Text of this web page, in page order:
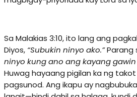
Sa Malakias 3:10, ito lang ang
Diyos, “Subukin ninyo ako.”Parang
ninyo kung ano ang kayang
Huwag hayaang pigilan ka ng
pagsunod. Ang ikapu ay